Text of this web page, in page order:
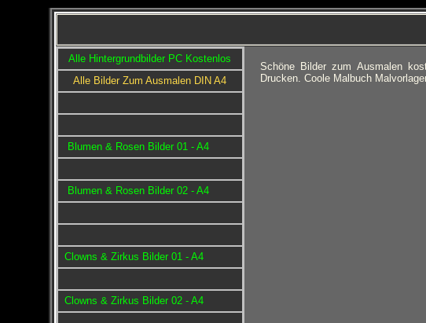
Alle Hintergrundbilder PC Kostenlos
Alle Bilder Zum Ausmalen DIN A4
Blumen & Rosen Bilder 01 - A4
Blumen & Rosen Bilder 02 - A4
Clowns & Zirkus Bilder 01 - A4
Clowns & Zirkus Bilder 02 - A4
Schöne Bilder zum Ausmalen
Drucken. Coole Malbuch